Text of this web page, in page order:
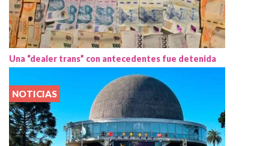
Una “dealer trans” con antecedentes fue detenida
NOTICIAS